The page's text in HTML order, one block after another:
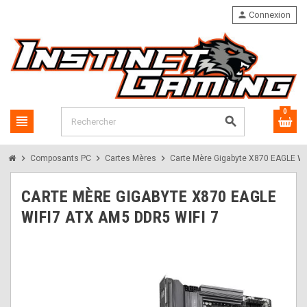
view_headline search
person Connexion
0
chevron_right Composants PC chevron_right Cartes Mères chevron_right Carte Mère Gigabyte X870 EAGLE
CARTE MÈRE GIGABYTE X870 EAGLE
WIFI7 ATX AM5 DDR5 WIFI 7